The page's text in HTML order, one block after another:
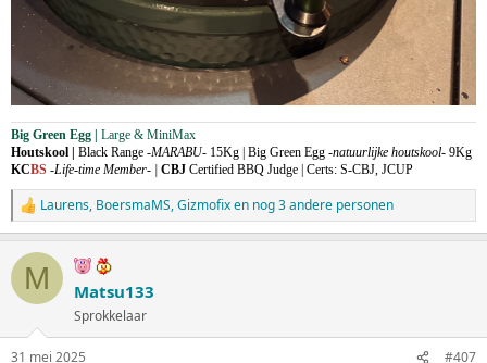
Big Green Egg |
Large & MiniMax
Houtskool |
Black Range -MARABU- 15Kg | Big Green Egg -natuurlijke houtskool- 9Kg
KCBS -Life-time Member- | CBJ Certified BBQ Judge | Certs: S-CBJ, JCUP
W
a
r
e
i
n
Laurens, BoersmaMS,Gizmofixen nog 3 andere personen
M Matsu133
Sprokkelaar
31 mei 2025 #407